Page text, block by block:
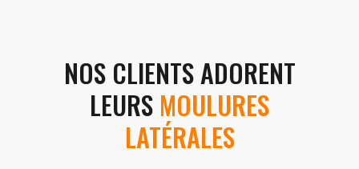
NOS CLIENTS ADORENT
LEURS MOULURES
LATÉRALES